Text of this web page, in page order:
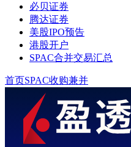
必贝证券
腾达证券
美股IPO预告
港股开户
SPAC合并交易汇总
首页SPAC收购兼并